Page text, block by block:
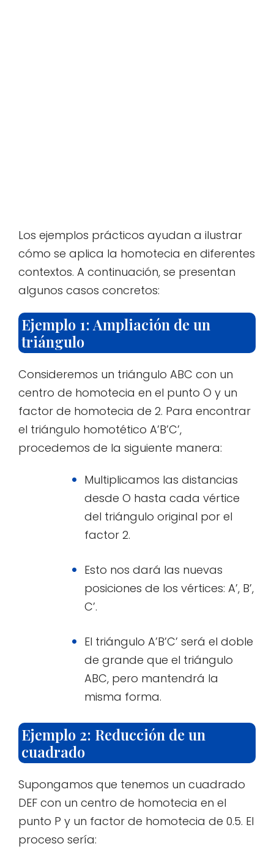
Los ejemplos prácticos ayudan a ilustrar
cómo se aplica la homotecia en diferentes
contextos. A continuación, se presentan
algunos casos concretos:
Ejemplo 1: Ampliación de un
triángulo
Consideremos un triángulo ABC con un
centro de homotecia en el punto O y un
factor de homotecia de 2. Para encontrar
el triángulo homotético A’B’C’,
procedemos de la siguiente manera:
Multiplicamos las distancias
desde O hasta cada vértice
del triángulo original por el
factor 2.
Esto nos dará las nuevas
posiciones de los vértices: A’, B’,
C’.
El triángulo A’B’C’ será el doble
de grande que el triángulo
ABC, pero mantendrá la
misma forma.
Ejemplo 2: Reducción de un
cuadrado
Supongamos que tenemos un cuadrado
DEF con un centro de homotecia en el
punto P y un factor de homotecia de 0.5. El
proceso sería: